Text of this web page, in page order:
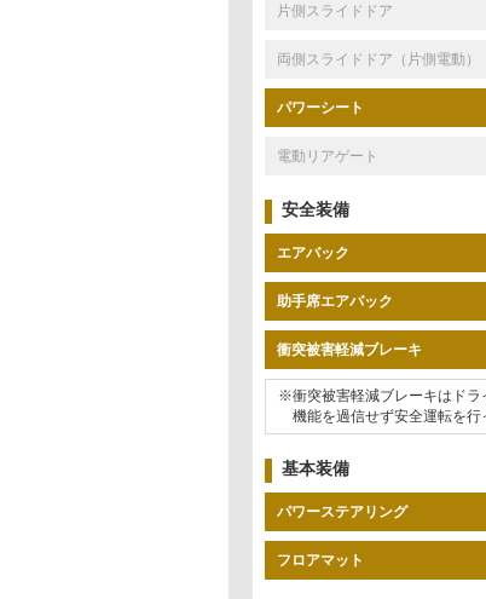
片側スライドドア
両側スライドドア（片側電動）
パワーシート
電動リアゲート
安全装備
エアバック
助手席エアバック
衝突被害軽減ブレーキ
※衝突被害軽減ブレーキはドラ
機能を過信せず安全運転を行
基本装備
パワーステアリング
フロアマット